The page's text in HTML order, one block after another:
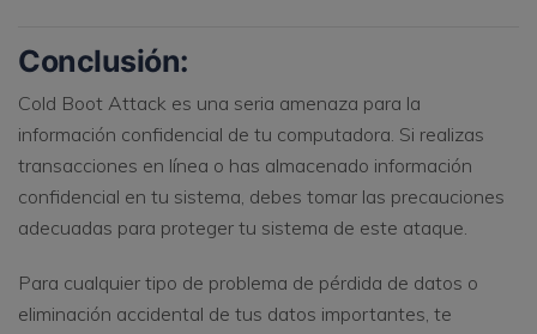
Conclusión:
Cold Boot Attack es una seria amenaza para la
información confidencial de tu computadora. Si realizas
transacciones en línea o has almacenado información
confidencial en tu sistema, debes tomar las precauciones
adecuadas para proteger tu sistema de este ataque.
Para cualquier tipo de problema de pérdida de datos o
eliminación accidental de tus datos importantes, te